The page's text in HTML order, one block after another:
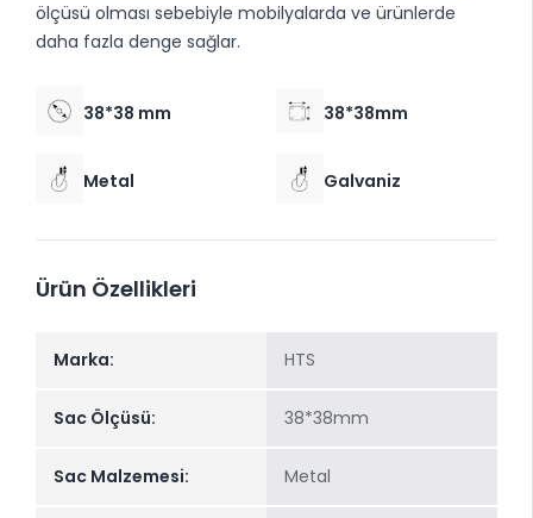
ölçüsü olması sebebiyle mobilyalarda ve ürünlerde
daha fazla denge sağlar.
38*38 mm 38*38mm
Metal Galvaniz
Ürün Özellikleri
Marka: HTS
Sac Ölçüsü: 38*38mm
Sac Malzemesi: Metal